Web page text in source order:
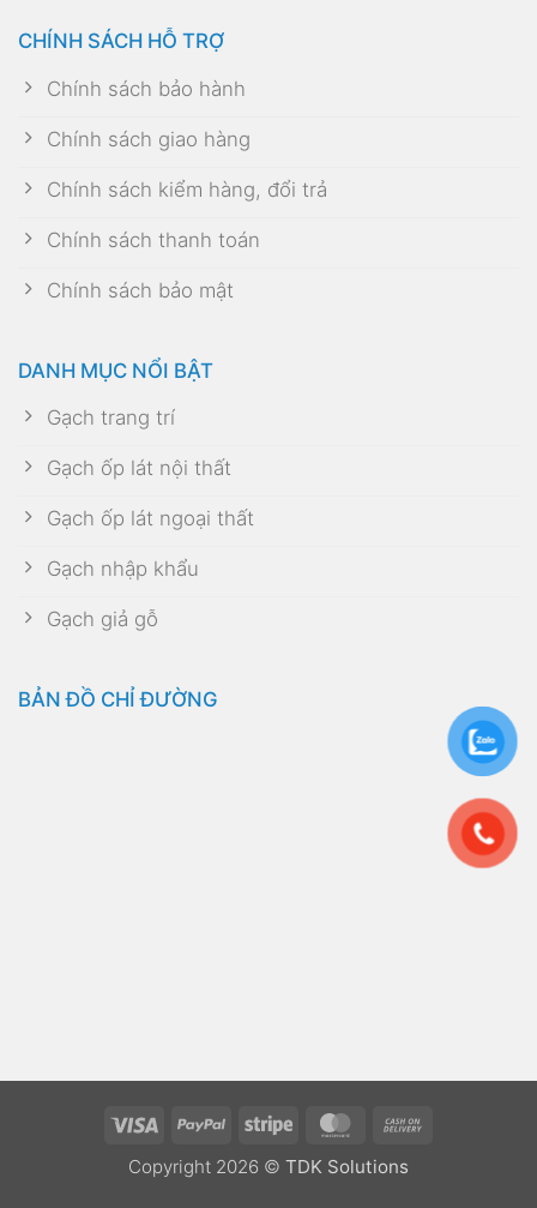
CHÍNH SÁCH HỖ TRỢ
Chính sách bảo hành
Chính sách giao hàng
Chính sách kiểm hàng, đổi trả
Chính sách thanh toán
Chính sách bảo mật
DANH MỤC NỔI BẬT
Gạch trang trí
Gạch ốp lát nội thất
Gạch ốp lát ngoại thất
Gạch nhập khẩu
Gạch giả gỗ
BẢN ĐỒ CHỈ ĐƯỜNG
Visa PayPal Stripe MasterCard
Copyright 2026 © TDK Solutions